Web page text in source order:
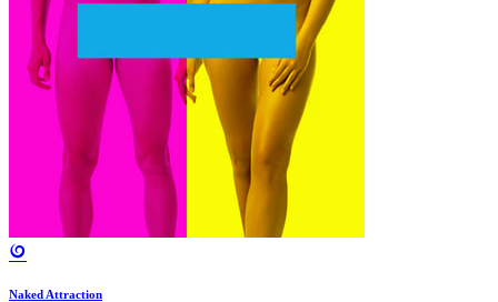
Naked Attraction